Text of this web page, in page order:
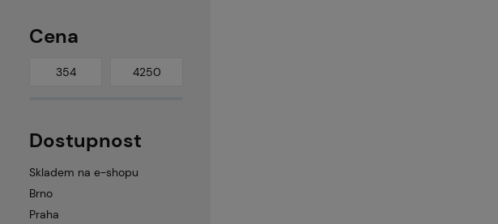
Cena
Dostupnost
Skladem na e-shopu
Brno
Praha